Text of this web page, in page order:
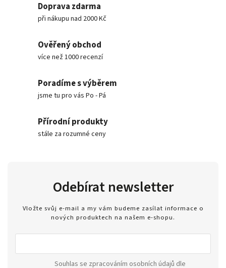
Doprava zdarma
při nákupu nad 2000 Kč
Ověřený obchod
více než 1000 recenzí
Poradíme s výběrem
jsme tu pro vás Po - Pá
Přírodní produkty
stále za rozumné ceny
Odebírat newsletter
Vložte svůj e-mail a my vám budeme zasílat informace o
nových produktech na našem e-shopu.